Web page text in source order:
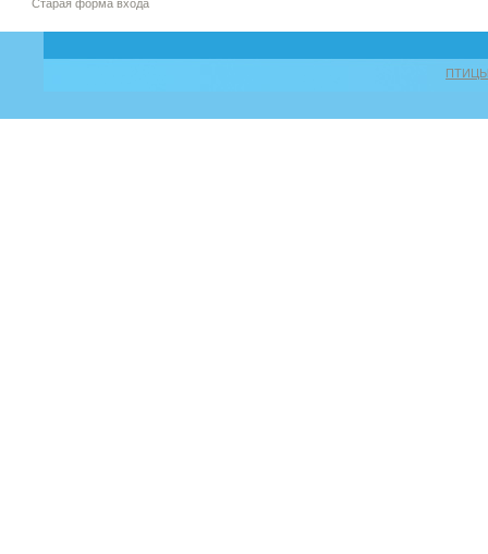
Старая форма входа